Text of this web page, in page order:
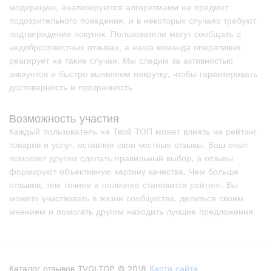
модерацию, анализируются алгоритмами на предмет
подозрительного поведения, и в некоторых случаях требуют
подтверждения покупок. Пользователи могут сообщать о
недобросовестных отзывах, а наша команда оперативно
реагирует на такие случаи. Мы следим за активностью
аккаунтов и быстро выявляем накрутку, чтобы гарантировать
достоверность и прозрачность
Возможность участия
Каждый пользователь на Твой ТОП может влиять на рейтинг
товаров и услуг, оставляя свои честные отзывы. Ваш опыт
помогает другим сделать правильный выбор, а отзывы
формируют объективную картину качества. Чем больше
отзывов, тем точнее и полезнее становится рейтинг. Вы
можете участвовать в жизни сообщества, делиться своим
мнением и помогать другим находить лучшие предложения.
Каталог отзывов TVOI.TOP © 2018 Карта сайта